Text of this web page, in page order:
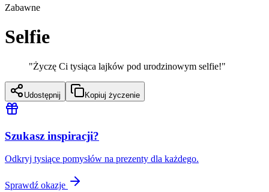
Zabawne
Selfie
"Życzę Ci tysiąca lajków pod urodzinowym selfie!"
Udostępnij Kopiuj życzenie
Szukasz inspiracji?
Odkryj tysiące pomysłów na prezenty dla każdego.
Sprawdź okazje